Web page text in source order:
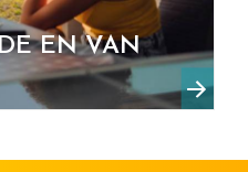
EN VAN